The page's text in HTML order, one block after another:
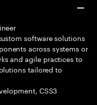
software solutions
across systems or
and agile practices to
tailored to
CSS3